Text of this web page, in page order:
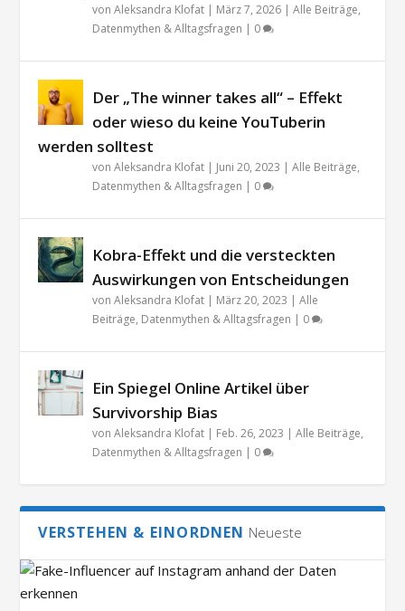
vonAleksandra Klofat | März 7, 2026 |Alle Beiträge,
Datenmythen & Alltagsfragen | 0
Der „The winner takes all“ – Effekt
oder wieso du keine YouTuberin
werden solltest
vonAleksandra Klofat | Juni 20, 2023 |Alle Beiträge,
Datenmythen & Alltagsfragen | 0
Kobra-Effekt und die versteckten
Auswirkungen von Entscheidungen
vonAleksandra Klofat | März 20, 2023 |Alle
Beiträge, Datenmythen & Alltagsfragen | 0
Ein Spiegel Online Artikel über
Survivorship Bias
vonAleksandra Klofat | Feb. 26, 2023 |Alle Beiträge,
Datenmythen & Alltagsfragen | 0
VERSTEHEN & EINORDNEN Neueste